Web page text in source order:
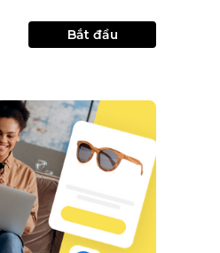
Bắt đầu